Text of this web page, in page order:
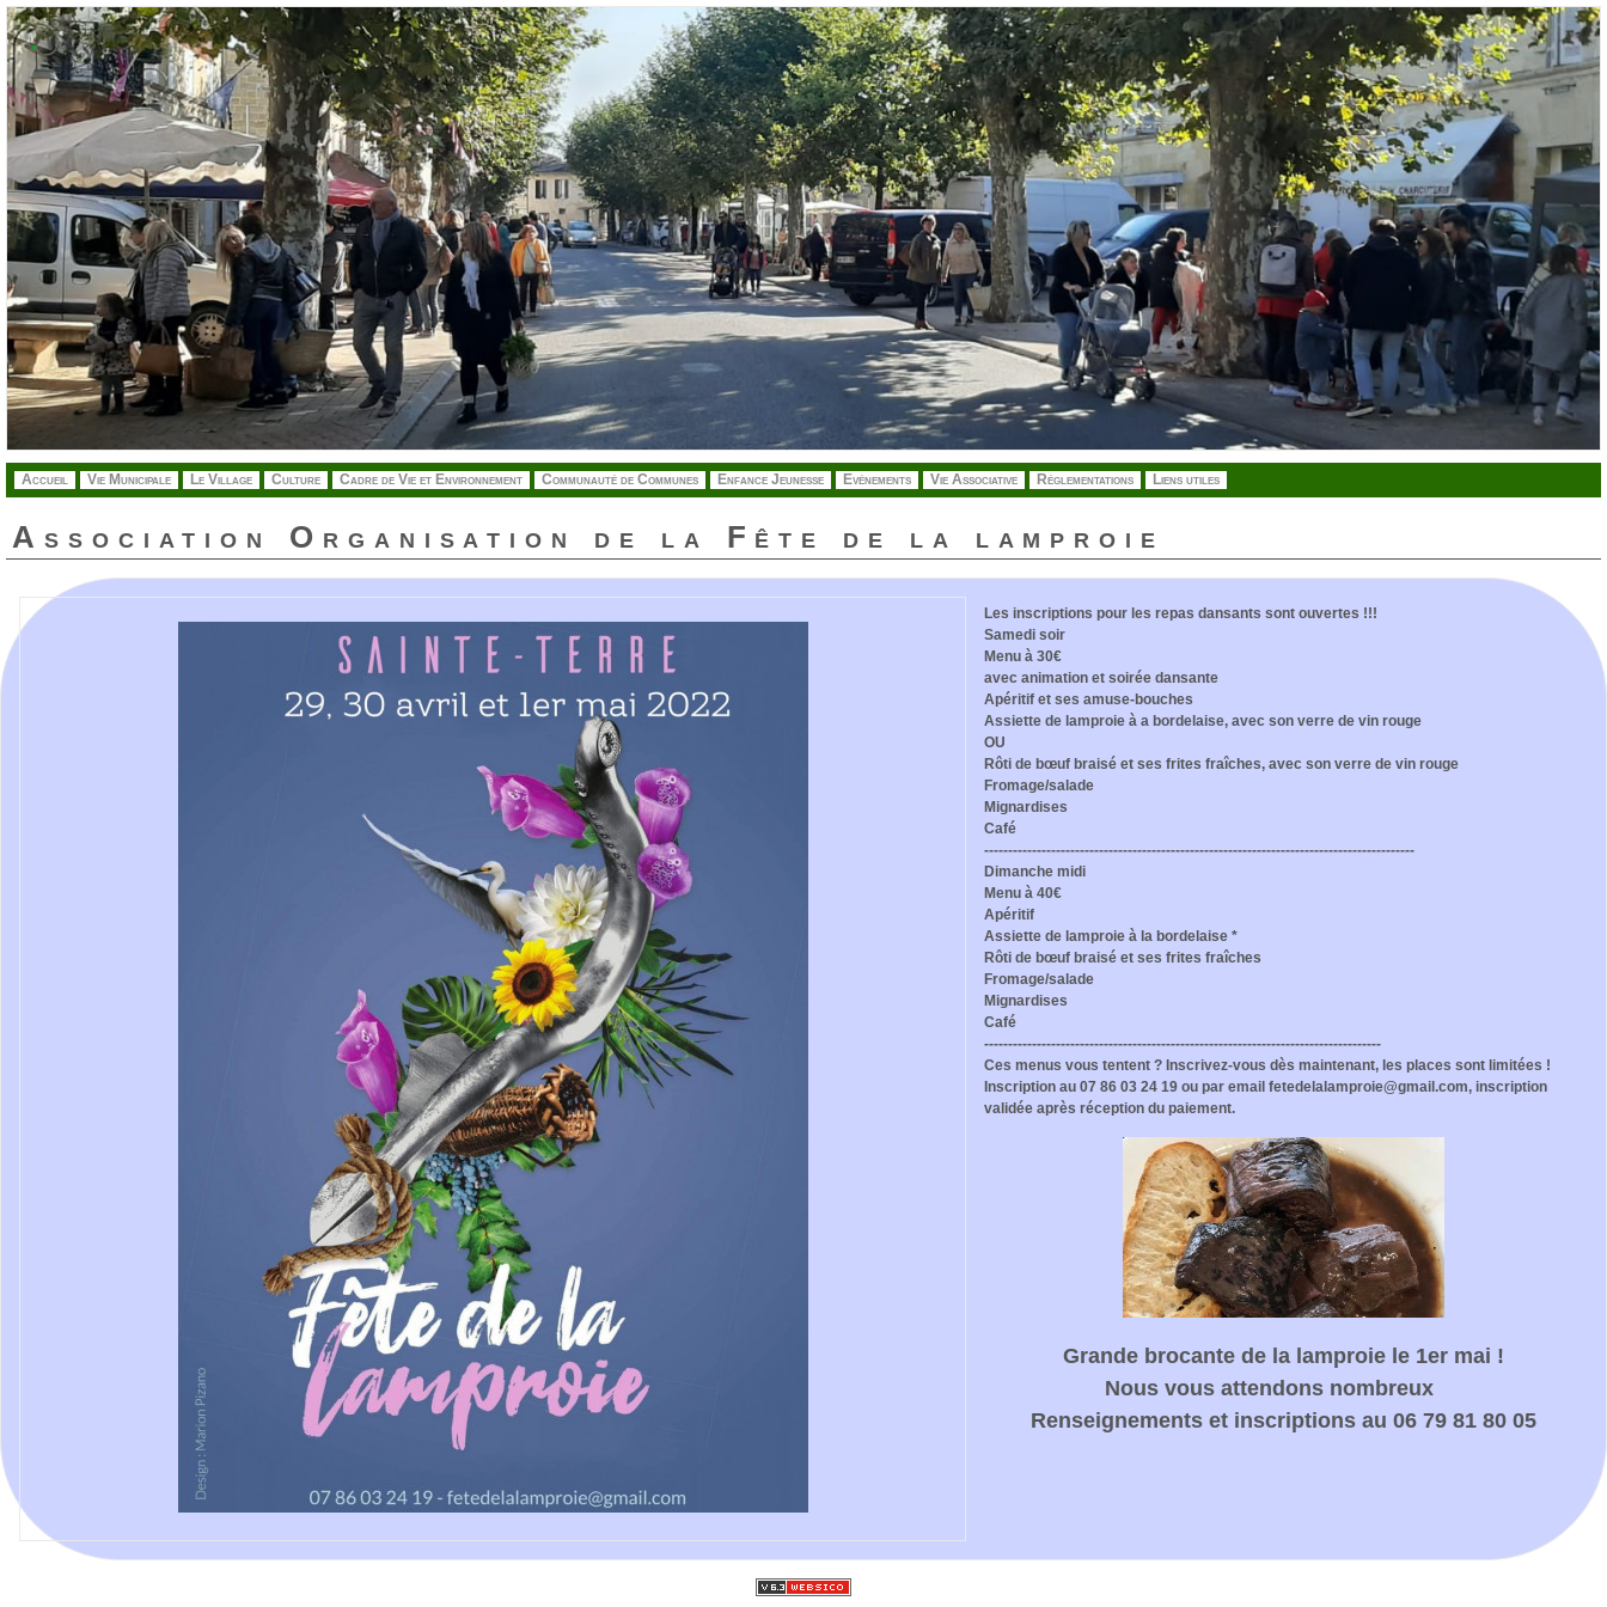
.
Accueil Vie Municipale Le Village Culture Cadre de Vie et Environnement Communauté de Communes Enfance Jeunesse Evénements Vie Associative Réglementations Liens utiles
Association Organisation de la Fête de la lamproie
Les inscriptions pour les repas dansants sont ouvertes !!!
Samedi soir
Menu à 30€
avec animation et soirée dansante
Apéritif et ses amuse-bouches
Assiette de lamproie à a bordelaise, avec son verre de vin rouge
OU
Rôti de bœuf braisé et ses frites fraîches, avec son verre de vin rouge
Fromage/salade
Mignardises
Café
------------------------------------------------------------------------------------------
Dimanche midi
Menu à 40€
Apéritif
Assiette de lamproie à la bordelaise *
Rôti de bœuf braisé et ses frites fraîches
Fromage/salade
Mignardises
Café
-----------------------------------------------------------------------------------
Ces menus vous tentent ? Inscrivez-vous dès maintenant, les places sont limitées !
Inscription au 07 86 03 24 19 ou par email fetedelalamproie@gmail.com, inscription
validée après réception du paiement.
Grande brocante de la lamproie le 1er mai !
Nous vous attendons nombreux
Renseignements et inscriptions au 06 79 81 80 05